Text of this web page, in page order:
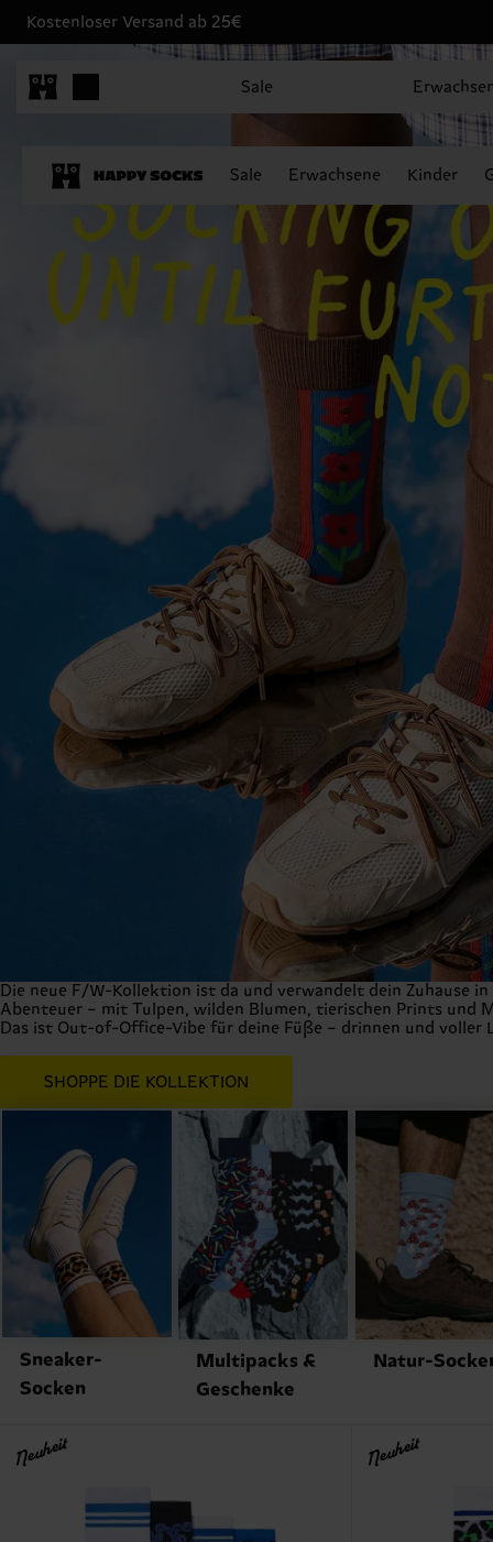
Kostenloser Versand ab 25€
Sale
Sale Erwachsene Kinder
Fall Winter 2026 Collection
Die neue F/W-Kollektion ist da und verwandelt dein Zuhause
Abenteuer – mit Tulpen, wilden Blumen, tierischen Prints und
Das ist Out-of-Office-Vibe für deine Füße – drinnen und voller
SHOPPE DIE KOLLEKTION
Sneaker-
Socken
Multipacks &
Geschenke
Natur-
Neuheit Neuheit